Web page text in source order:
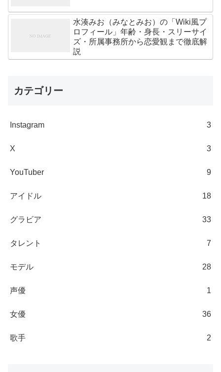
水湊みお（みなとみお）の「Wiki風プ
ロフィール」年齢・身長・スリーサイ
ズ・所属事務所から恋愛観まで徹底解
説
カテゴリー
Instagram 3
X 3
YouTuber 9
アイドル 18
グラビア 33
タレント 7
モデル 28
声優 1
女優 36
歌手 2